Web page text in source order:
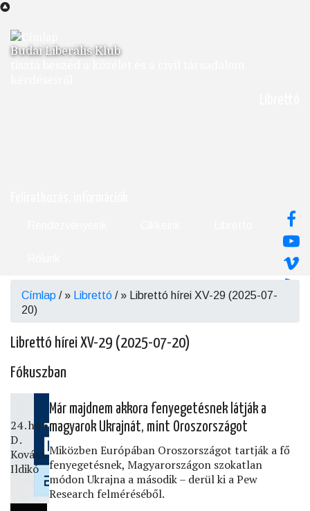
Ugrás
tartalomra
Budai Liberális Klub
Morzsa
Címlap / Librettó /
Librettó hírei XV-29 (2025-07-
20)
Librettó hírei XV-29 (2025-07-20)
Fókuszban
24․hu •
D․
Kovács
Ildikó
Már majdnem akkora fenyegetésnek látják a
magyarok Ukrajnát, mint Oroszországot
Miközben Európában Oroszországot tartják a fő
fenyegetésnek, Magyarországon szokatlan
módon Ukrajna a második – derül ki a Pew
Research felméréséből.